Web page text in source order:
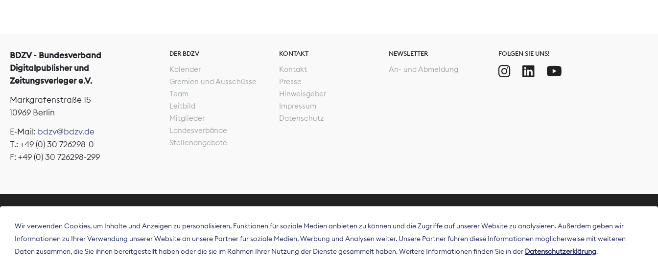
BDZV - Bundesverband
Digitalpublisher und
Zeitungsverleger e.V.
Markgrafenstraße 15
10969 Berlin
E-Mail: bdzv@bdzv.de
T.: +49 (0) 30 726298-0
F: +49 (0) 30 726298-299
DER BDZV
Kalender
Gremien und Ausschüsse
Team
Leitbild
Mitglieder
Landesverbände
Stellenangebote
KONTAKT
Kontakt
Presse
Hinweisgeber
Impressum
Datenschutz
NEWSLETTER
An- und Abmeldung
FOLGEN SIE UNS!
Der Bundesverband Digitalpublisher und Zeitungsverleger (BDZV) vertritt als
Spitzenorganisation die Interessen der Zeitungsverlage und digitalen Publisher in
Deutschland und auf EU-Ebene.
Wir verwenden Cookies, um Inhalte und Anzeigen zu personalisieren, Funktionen für soziale Medien anbieten zu können und die Zugriffe auf unserer Website zu analysieren. Außerdem geben wir
Informationen zu Ihrer Verwendung unserer Website an unsere Partner für soziale Medien, Werbung und Analysen weiter. Unsere Partner führen diese Informationen möglicherweise mit weiteren
Daten zusammen, die Sie ihnen bereitgestellt haben oder die sie im Rahmen Ihrer Nutzung der Dienste gesammelt haben. Weitere Informationen finden Sie in der Datenschutzerklärung.